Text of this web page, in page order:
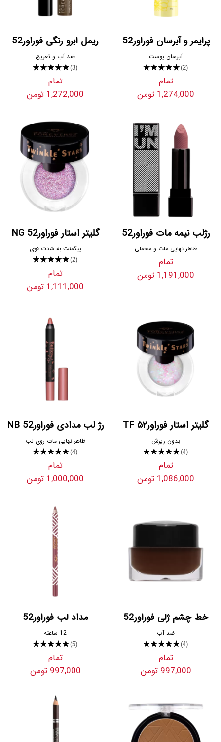
پرایمر و آبرسان فوراور52
آبرسان پوست
★★★★★(2)
تمام
1,274,000 تومن
ریمل ابرو رنگی فوراور52
ضد آب و تعریق
★★★★★(3)
تمام
1,272,000 تومن
رژلب نیمه مات فوراور52
ظاهر نهایی مات و مخملی
تمام
1,191,000 تومن
گلیتر استار فوراور52 NG
پیگمنت به شدت قوی
★★★★★(2)
تمام
1,111,000 تومن
گلیتر استار فوراور۵۲ TF
بدون ریزش
★★★★★(4)
تمام
1,086,000 تومن
رژ لب مدادی فوراور52 NB
ظاهر نهایی مات روی لب
★★★★★(4)
تمام
1,000,000 تومن
خط چشم ژلی فوراور52
ضد آب
★★★★★(4)
تمام
997,000 تومن
مداد لب فوراور52
12 ساعته
★★★★★(5)
تمام
997,000 تومن